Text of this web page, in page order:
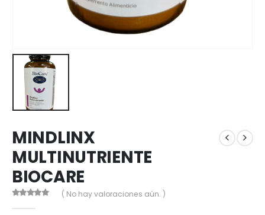
MINDLINX
MULTINUTRIENTE
BIOCARE
( No hay valoraciones aún. )